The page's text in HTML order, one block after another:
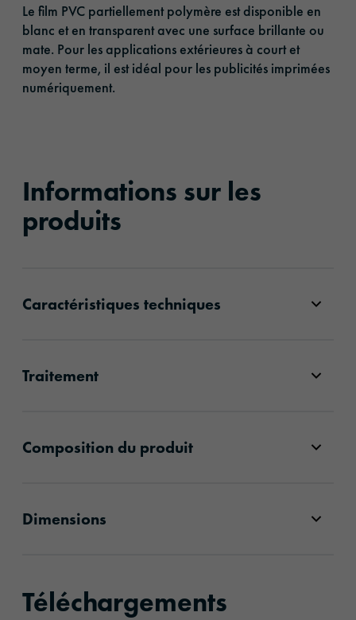
Le film PVC partiellement polymère est disponible en
blanc et en transparent avec une surface brillante ou
mate. Pour les applications extérieures à court et
moyen terme, il est idéal pour les publicités imprimées
numériquement.
Informations sur les
produits
Caractéristiques techniques
Traitement
Composition du produit
Dimensions
Téléchargements